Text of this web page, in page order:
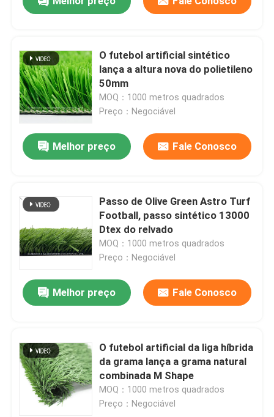
Deixe um recado
Ligaremos para você em breve!
Acessórios artificiais do gramado
Maquinaria de construção elétrica
Revestimento dos esportes do PVC
Revestimento de bloqueio do basquetebol
Esteira de borracha do Gym
O futebol artificial sintético
lança a altura nova do polietileno
50mm
MOQ：1000 metros quadrados
Preço：Negociável
Melhor preço Fale Conosco
Passo de Olive Green Astro Turf
Football, passo sintético 13000
Dtex do relvado
MOQ：1000 metros quadrados
Preço：Negociável
Melhor preço Fale Conosco
O futebol artificial da liga híbrida
da grama lança a grama natural
combinada M Shape
MOQ：1000 metros quadrados
Preço：Negociável